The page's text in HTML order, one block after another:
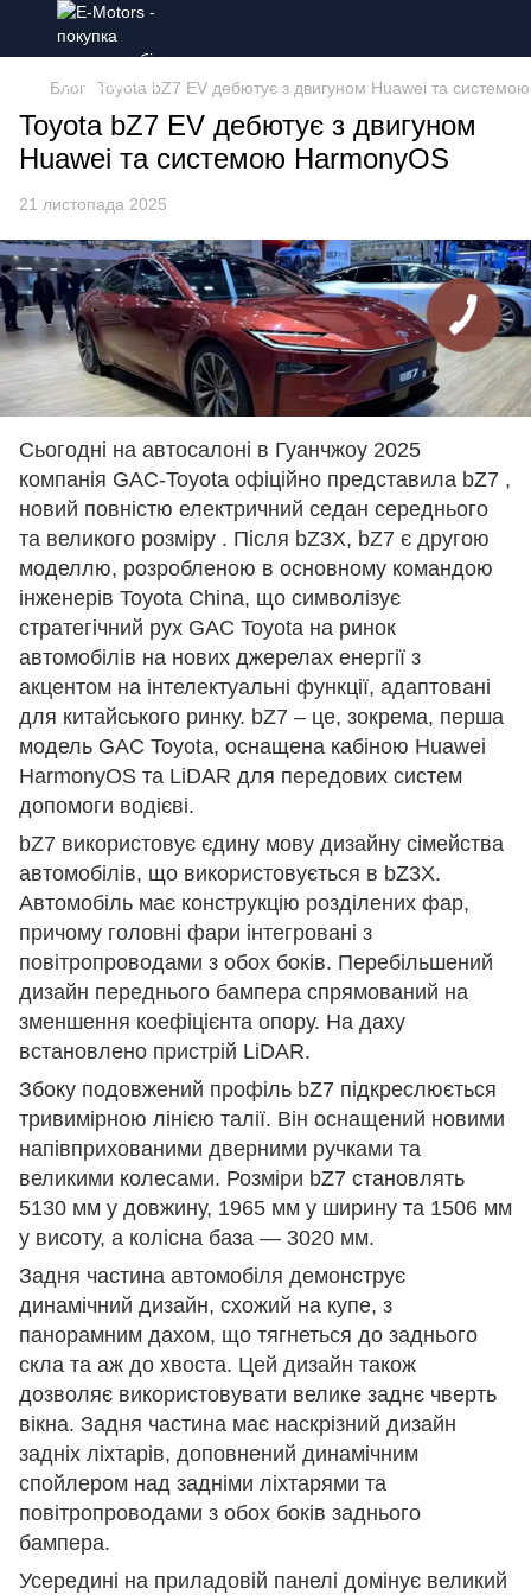
Блог Toyota bZ7 EV дебютує з двигуном Huawei та
Toyota bZ7 EV дебютує з двигуном
Huawei та системою HarmonyOS
21 листопада 2025
Сьогодні на автосалоні в Гуанчжоу 2025
компанія GAC-Toyota офіційно представила bZ7 ,
новий повністю електричний седан середнього
та великого розміру . Після bZ3X, bZ7 є другою
моделлю, розробленою в основному командою
інженерів Toyota China, що символізує
стратегічний рух GAC Toyota на ринок
автомобілів на нових джерелах енергії з
акцентом на інтелектуальні функції, адаптовані
для китайського ринку. bZ7 – це, зокрема, перша
модель GAC Toyota, оснащена кабіною Huawei
HarmonyOS та LiDAR для передових систем
допомоги водієві.
bZ7 використовує єдину мову дизайну сімейства
автомобілів, що використовується в bZ3X.
Автомобіль має конструкцію розділених фар,
причому головні фари інтегровані з
повітропроводами з обох боків. Перебільшений
дизайн переднього бампера спрямований на
зменшення коефіцієнта опору. На даху
встановлено пристрій LiDAR.
Збоку подовжений профіль bZ7 підкреслюється
тривимірною лінією талії. Він оснащений новими
напівприхованими дверними ручками та
великими колесами. Розміри bZ7 становлять
5130 мм у довжину, 1965 мм у ширину та 1506 мм
у висоту, а колісна база — 3020 мм.
Задня частина автомобіля демонструє
динамічний дизайн, схожий на купе, з
панорамним дахом, що тягнеться до заднього
скла та аж до хвоста. Цей дизайн також
дозволяє використовувати велике заднє чверть
вікна. Задня частина має наскрізний дизайн
задніх ліхтарів, доповнений динамічним
спойлером над задніми ліхтарями та
повітропроводами з обох боків заднього
бампера.
Усередині на приладовій панелі домінує великий